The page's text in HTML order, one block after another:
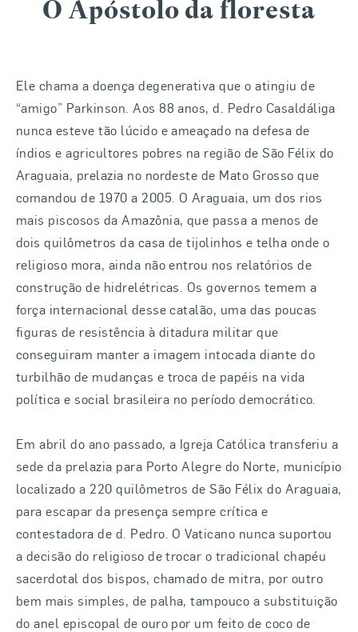
O Apóstolo da floresta
Ele chama a doença degenerativa que o atingiu de
“amigo” Parkinson. Aos 88 anos, d. Pedro Casaldáliga
nunca esteve tão lúcido e ameaçado na defesa de
índios e agricultores pobres na região de São Félix do
Araguaia, prelazia no nordeste de Mato Grosso que
comandou de 1970 a 2005. O Araguaia, um dos rios
mais piscosos da Amazônia, que passa a menos de
dois quilômetros da casa de tijolinhos e telha onde o
religioso mora, ainda não entrou nos relatórios de
construção de hidrelétricas. Os governos temem a
força internacional desse catalão, uma das poucas
figuras de resistência à ditadura militar que
conseguiram manter a imagem intocada diante do
turbilhão de mudanças e troca de papéis na vida
política e social brasileira no período democrático.
Em abril do ano passado, a Igreja Católica transferiu a
sede da prelazia para Porto Alegre do Norte, município
localizado a 220 quilômetros de São Félix do Araguaia,
para escapar da presença sempre crítica e
contestadora de d. Pedro. O Vaticano nunca suportou
a decisão do religioso de trocar o tradicional chapéu
sacerdotal dos bispos, chamado de mitra, por outro
bem mais simples, de palha, tampouco a substituição
do anel episcopal de ouro por um feito de coco de